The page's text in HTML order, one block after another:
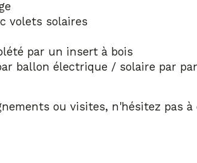
volets solaires
par un insert à bois
ballon électrique / solaire par
ou visites, n'hésitez pas